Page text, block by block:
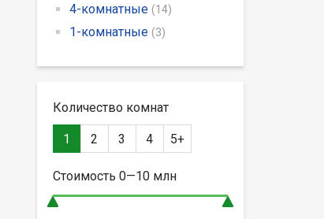
4-комнатные (14)
1-комнатные (3)
Количество комнат
1 2 3 4 5+
Стоимость 0—10млн